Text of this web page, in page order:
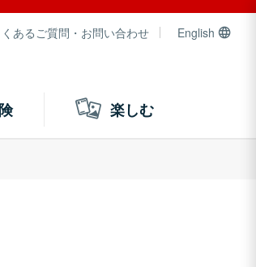
くあるご質問・お問い合わせ English
楽しむ